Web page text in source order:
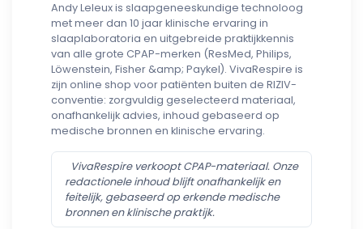
Andy Leleux is slaapgeneeskundige technoloog
met meer dan 10 jaar klinische ervaring in
slaaplaboratoria en uitgebreide praktijkkennis
van alle grote CPAP-merken (ResMed, Philips,
Löwenstein, Fisher &amp; Paykel). VivaRespire is
zijn online shop voor patiënten buiten de RIZIV-
conventie: zorgvuldig geselecteerd materiaal,
onafhankelijk advies, inhoud gebaseerd op
medische bronnen en klinische ervaring.
VivaRespire verkoopt CPAP-materiaal. Onze
redactionele inhoud blijft onafhankelijk en
feitelijk, gebaseerd op erkende medische
bronnen en klinische praktijk.